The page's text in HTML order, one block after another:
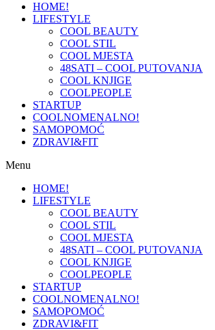
HOME!
LIFESTYLE
COOL BEAUTY
COOL STIL
COOL MJESTA
48SATI – COOL PUTOVANJA
COOL KNJIGE
COOLPEOPLE
STARTUP
COOLNOMENALNO!
SAMOPOMOĆ
ZDRAVI&FIT
Menu
HOME!
LIFESTYLE
COOL BEAUTY
COOL STIL
COOL MJESTA
48SATI – COOL PUTOVANJA
COOL KNJIGE
COOLPEOPLE
STARTUP
COOLNOMENALNO!
SAMOPOMOĆ
ZDRAVI&FIT